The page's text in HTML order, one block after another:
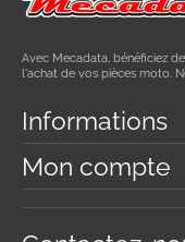
Avec Mecadata, bénéficiez
l'achat de vos pièces moto.
Informations
Mon compte